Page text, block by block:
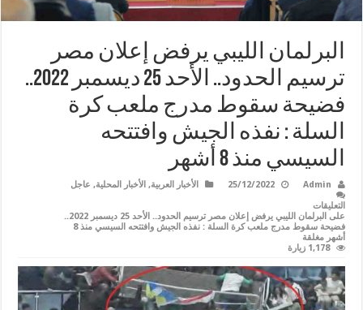
البرلمان الليبي يرفض إعلان مصر
ترسيم الحدود.. الأحد 25 ديسمبر 2022..
فضيحة سقوط مدرج ملعب كرة
السلة : نفذه الجيش وافتتحه
السيسي منذ 8 أشهر
Admin
25/12/2022 الأخبار العربية, الأخبار المحلية, عاجل
التعليقات
على البرلمان الليبي يرفض إعلان مصر ترسيم الحدود.. الأحد 25 ديسمبر 2022..
فضيحة سقوط مدرج ملعب كرة السلة : نفذه الجيش وافتتحه السيسي منذ 8
أشهر مغلقة
1,178 زيارة